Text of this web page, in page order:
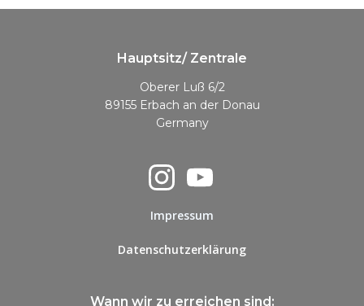
Hauptsitz/ Zentrale
Oberer Luß 6/2
89155 Erbach an der Donau
Germany
Impressum
Datenschutzerklärung
Wann wir zu erreichen sind: